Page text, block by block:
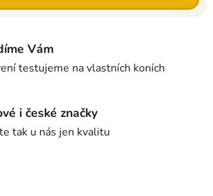
Vám
testujeme na vlastních koních
i české značky
tak u nás jen kvalitu